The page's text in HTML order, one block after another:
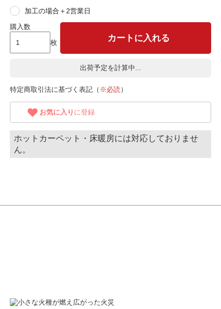
加工の場合＋2営業日
購入数
枚
カートに入れる
出荷予定を計算中...
特定商取引法に基づく表記（ ※必読）
お気に入り に登録
ホットカーペット・床暖房には対応しておりませ
ん。